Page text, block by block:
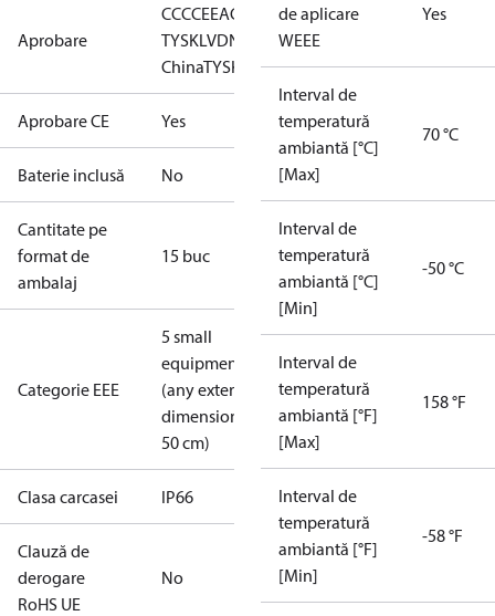
Aprobare
CCCCEEAC
LLC CDC EURO-
TYSKLVDNKK RINARMRS
ChinaTYSK
Aprobare CE Yes
Baterie inclusă No
Cantitate pe
format de
ambalaj
15 buc
Categorie EEE
5 small
equipment
(any external
dimension <
50 cm)
Clasa carcasei IP66
Clauză de
derogare
RoHS UE
No
de aplicare
WEEE
Yes
Interval de
temperatură
ambiantă [°C]
[Max]
70 °C
Interval de
temperatură
ambiantă [°C]
[Min]
-50 °C
Interval de
temperatură
ambiantă [°F]
[Max]
158 °F
Interval de
temperatură
ambiantă [°F]
[Min]
-58 °F